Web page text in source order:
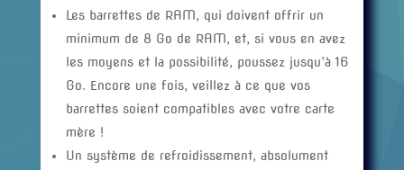
Les barrettes de RAM, qui doivent offrir un
minimum de 8 Go de RAM, et, si vous en avez
les moyens et la possibilité, poussez jusqu’à 16
Go. Encore une fois, veillez à ce que vos
barrettes soient compatibles avec votre carte
mère !
Un système de refroidissement, absolument